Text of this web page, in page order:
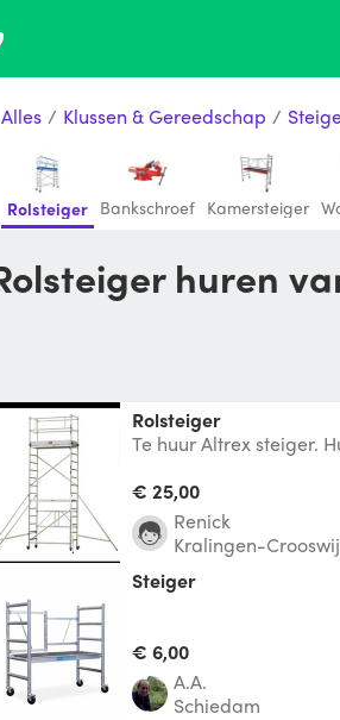
Alles / Klussen & Gereedschap /
Rolsteiger Bankschroef Kamersteiger
Rolsteiger huren
Rolsteiger
Te huur Altrex steiger.
€ 25,00
Renick
Kralingen-
Steiger
€ 6,00
A.A.
Schiedam